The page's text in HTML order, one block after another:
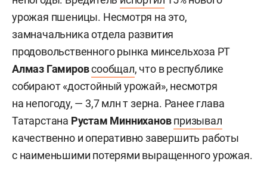
урожая пшеницы. Несмотря на это,
замначальника отдела развития
продовольственного рынка минсельхоза РТ
Алмаз Гамировсообщал, что в республике
собирают «достойный урожай», несмотря
на непогоду, — 3,7 млн т зерна. Ранее глава
Татарстана Рустам Минниханов призывал
качественно и оперативно завершить работы
с наименьшими потерями выращенного урожая.